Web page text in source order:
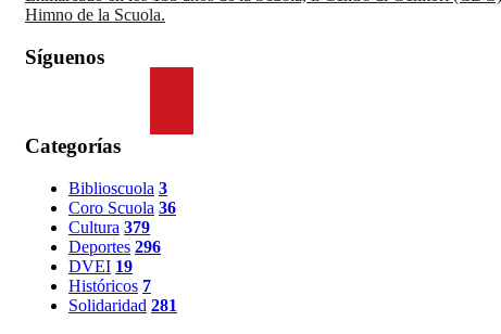
Himno de la Scuola.
Síguenos
Categorías
Biblioscuola 3
Coro Scuola 36
Cultura 379
Deportes 296
DVEI 19
Históricos 7
Solidaridad 281